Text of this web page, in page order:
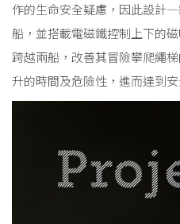
作的生命安全疑慮，因此設計
船，並搭載電磁鐵控制上下的
跨越兩船，改善其冒險攀爬繩
升的時間及危險性，進而達到